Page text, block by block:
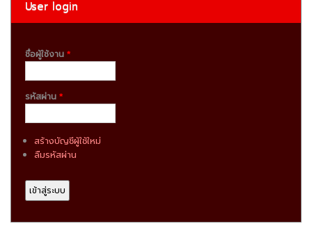
c
User login
ชื่อผู้ใช้งาน *
รหัสผ่าน *
สร้างบัญชีผู้ใช้ใหม่
ลืมรหัสผ่าน